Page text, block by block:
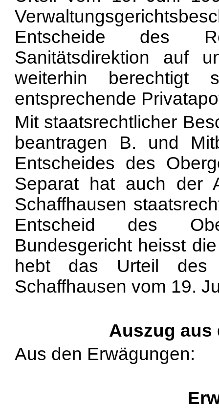
Entscheide des
Sanitätsdirektion auf
weiterhin berechtigt
entsprechende
Mit staatsrechtlicher
beantragen B. und
Entscheides des
Separat hat auch der
Schaffhausen
Entscheid des
Bundesgericht heisst
hebt das Urteil des
Schaffhausen vom 19.
Auszug aus
Aus den Erwägungen: